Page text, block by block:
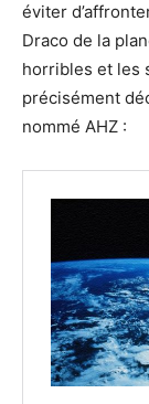
éviter
Draco de la
horribles et les
précisément
nommé AHZ :